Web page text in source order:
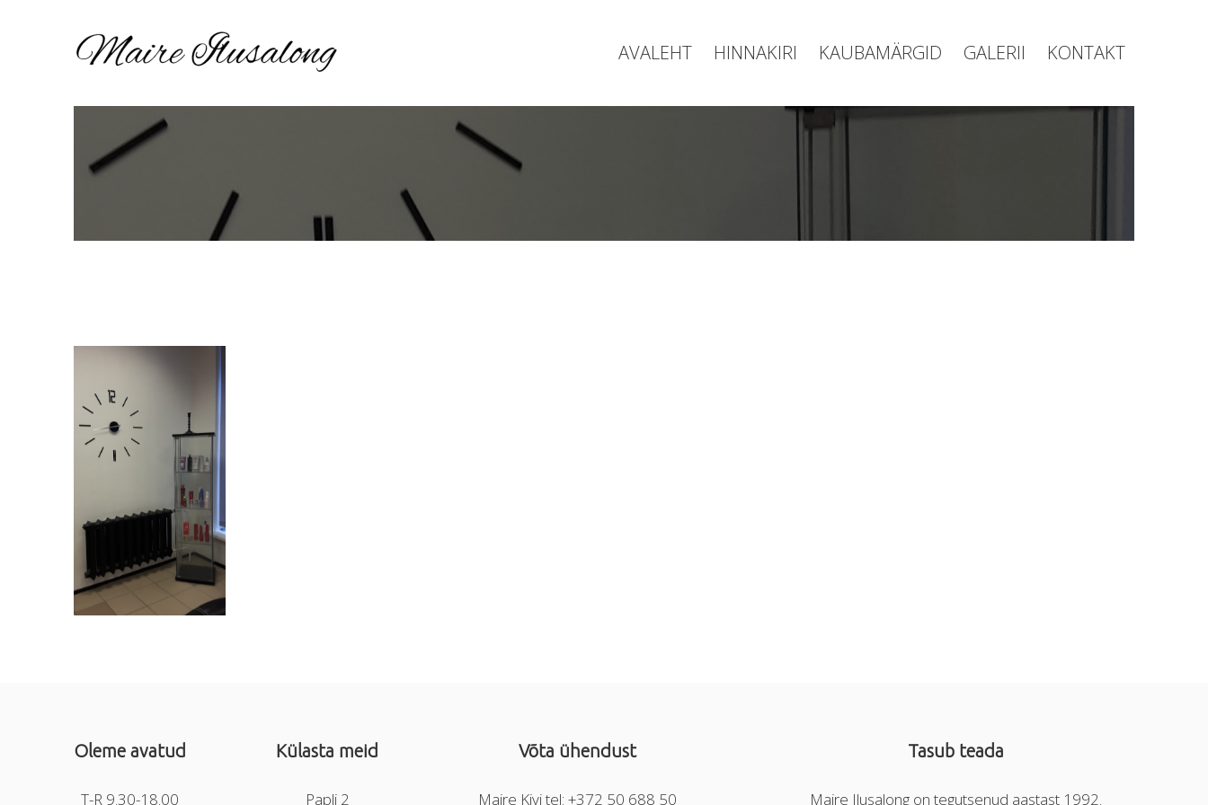
AVALEHT HINNAKIRI KAUBAMÄRGID GALERII KONTAKT
Oleme avatud
T-R 9.30-18.00
Külasta meid
Papli 2
Võta ühendust
Maire Kivi tel: +372 50 688 50
Tasub teada
Maire Ilusalong on tegutsenud aastast 1992.